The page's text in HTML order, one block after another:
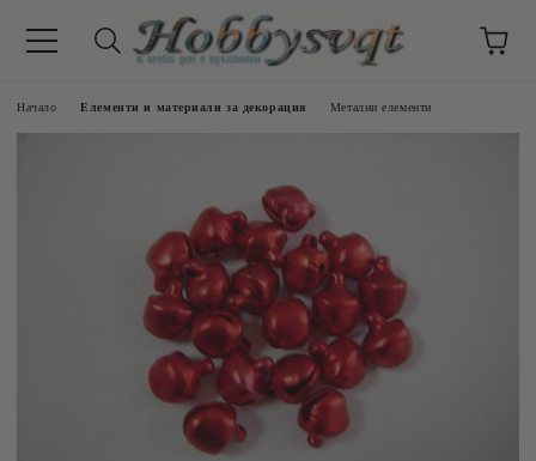
Начало Елементи и материали за декорация Метални елементи